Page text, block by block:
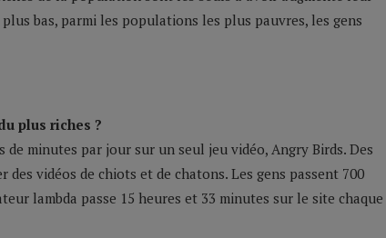
bas, parmi les populations les plus pauvres, les gens
plus riches ?
de minutes par jour sur un seul jeu vidéo, Angry Birds. Des
vidéos de chiots et de chatons. Les gens passent 700
lambda passe 15 heures et 33 minutes sur le site chaque